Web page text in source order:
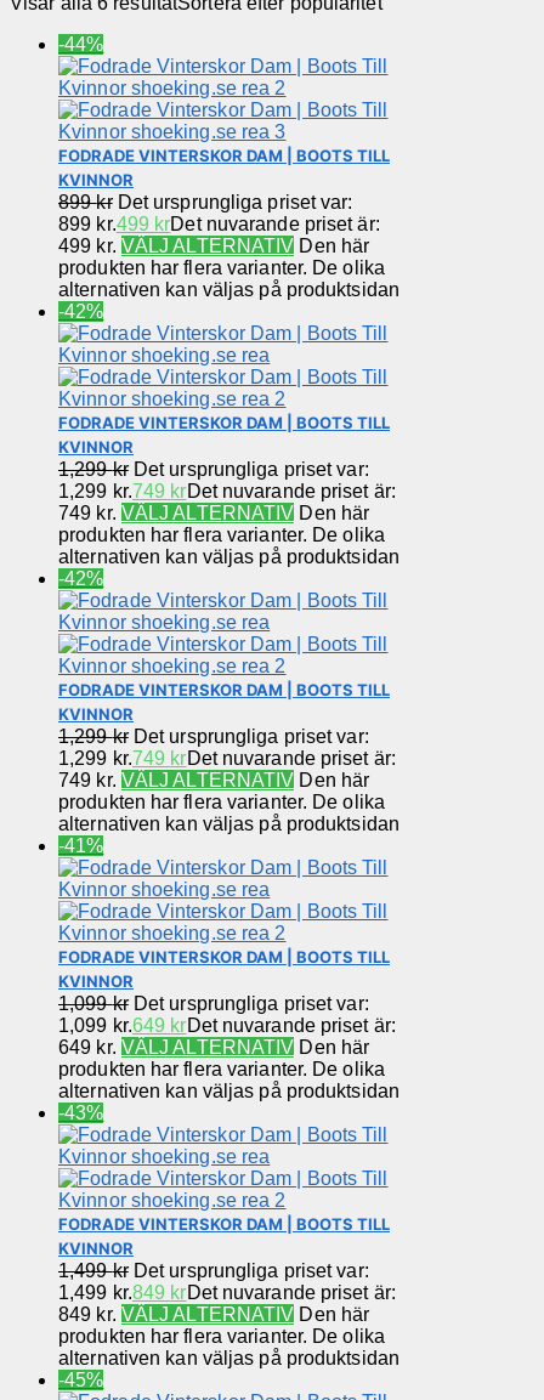
-44%
FODRADE VINTERSKOR DAM | BOOTS TILL
KVINNOR
899kr Det ursprungliga priset var:
899 kr.499 krDet nuvarande priset är:
499 kr. VÄLJ ALTERNATIV Den här
produkten har flera varianter. De olika
alternativen kan väljas på produktsidan
-42%
FODRADE VINTERSKOR DAM | BOOTS TILL
KVINNOR
1,299kr Det ursprungliga priset var:
1,299 kr.749 krDet nuvarande priset är:
749 kr. VÄLJ ALTERNATIV Den här
produkten har flera varianter. De olika
alternativen kan väljas på produktsidan
-42%
FODRADE VINTERSKOR DAM | BOOTS TILL
KVINNOR
1,299kr Det ursprungliga priset var:
1,299 kr.749 krDet nuvarande priset är:
749 kr. VÄLJ ALTERNATIV Den här
produkten har flera varianter. De olika
alternativen kan väljas på produktsidan
-41%
FODRADE VINTERSKOR DAM | BOOTS TILL
KVINNOR
1,099kr Det ursprungliga priset var:
1,099 kr.649 krDet nuvarande priset är:
649 kr. VÄLJ ALTERNATIV Den här
produkten har flera varianter. De olika
alternativen kan väljas på produktsidan
-43%
FODRADE VINTERSKOR DAM | BOOTS TILL
KVINNOR
1,499kr Det ursprungliga priset var:
1,499 kr.849 krDet nuvarande priset är:
849 kr. VÄLJ ALTERNATIV Den här
produkten har flera varianter. De olika
alternativen kan väljas på produktsidan
-45%